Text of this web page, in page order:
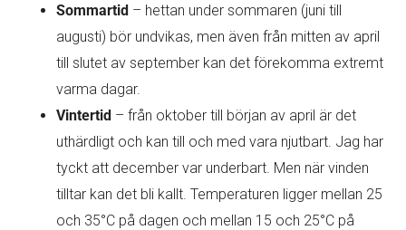
Sommartid – hettan under sommaren (juni till
augusti) bör undvikas, men även från mitten av april
till slutet av september kan det förekomma extremt
varma dagar.
Vintertid – från oktober till början av april är det
uthärdligt och kan till och med vara njutbart. Jag har
tyckt att december var underbart. Men när vinden
tilltar kan det bli kallt. Temperaturen ligger mellan 25
och 35°C på dagen och mellan 15 och 25°C på